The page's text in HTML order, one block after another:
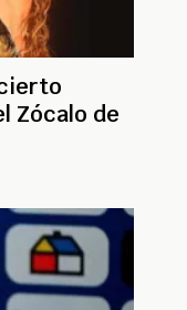
Zócalo de